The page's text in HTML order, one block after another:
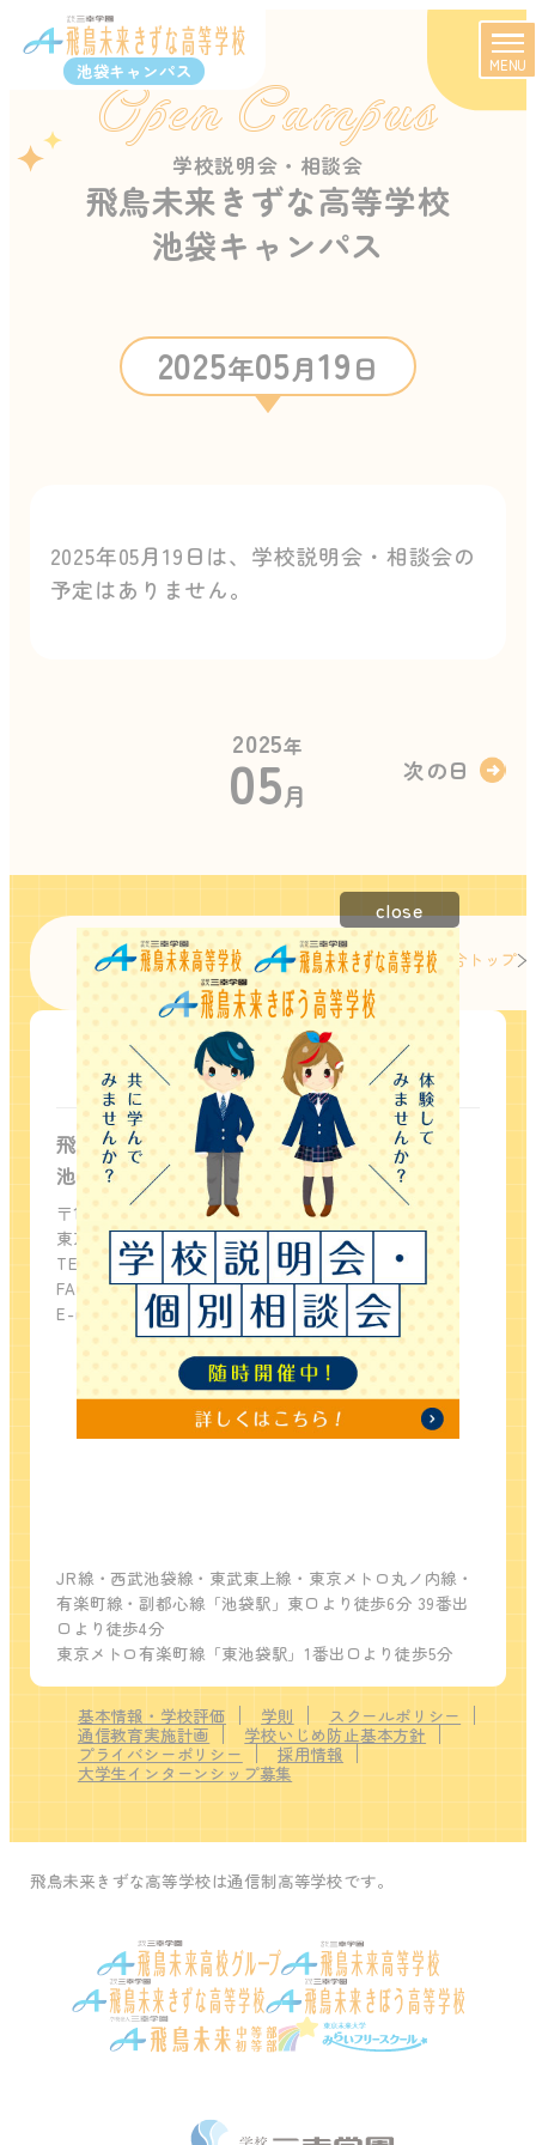
池袋キャンパス MENU
Open Campus
学校説明会・相談会
飛鳥未来きずな高等学校
池袋キャンパス
2025年05月19日
2025年05月19日は、学校説明会・相談会の
予定はありません。
2025年
05月
次の日
グループTOP 飛鳥未来きずな高等学校 総合トップ
池袋キャンパス
飛鳥未来きずな高等学校
池袋キャンパス
〒171-0022
東京都豊島区南池袋2-19-11 第14野萩ビル2階
TEL：03-5391-3402
FAX：03-5391-3404
E-mail：info-ikebukuro-kizuna@sanko.ac.jp
JR線・西武池袋線・東武東上線・東京メトロ丸ノ内線・
有楽町線・副都心線「池袋駅」東口より徒歩6分 39番出
口より徒歩4分
東京メトロ有楽町線「東池袋駅」1番出口より徒歩5分
基本情報・学校評価 学則
スクールポリシー
通信教育実施計画
学校いじめ防止基本方針
プライバシーポリシー
採用情報
大学生インターンシップ募集
飛鳥未来きずな高等学校は通信制高等学校です。
close